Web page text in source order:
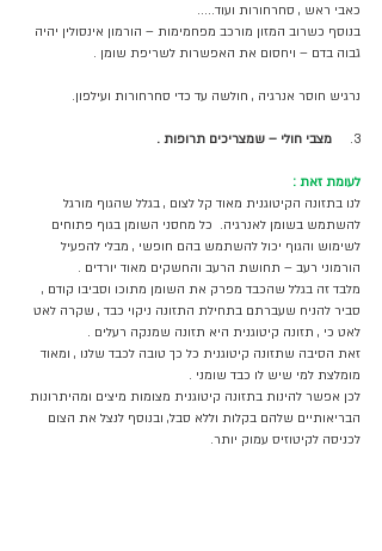
כאבי ראש , סחרחורות ועוד.....
בנוסף כשרוב המזון מורכב מפחמימות – הורמון אינסולין יהיה
גבוה בדם – ויחסום את האפשרות לשריפת שומן .
נרגיש חוסר אנרגיה , חולשה עד כדי סחרחורות ועילפון.
3.
  מצבי חולי – שמצריכים תרופות .
לעומת זאת :
לנו בתזונה הקיטוגנית מאוד קל לצום , בגלל שהגוף מורגל
להשתמש בשומן לאנרגיה.  כל מחסני השומן בגוף פתוחים
לשימוש והגוף יכול להשתמש בהם חופשי , מבלי להפעיל
הורמוני רעב – תחושת הרעב והחשקים מאוד יורדים .
מלבד זה בגלל שהכבד מפרק את השומן מתוכו וסביבו קודם ,
סביר להניח שעברתם בתחילת התזונה ניקוי כבד , שקרה לאט
לאט כי , תזונה קיטוגנית היא תזונה שמנקה רעלים .
זאת הסיבה שתזונה קיטוגנית כל כך טובה לכבד שלנו , ומאוד
מומלצת למי שיש לו כבד שומני .
לכן אפשר להינות בתזונה קיטוגנית מצומות מיצים ומהיתרונות
הבריאותיים שלהם בקלות וללא סבל, ובנוסף לנצל את הצום
לכניסה לקיטוזיס עמוק יותר.